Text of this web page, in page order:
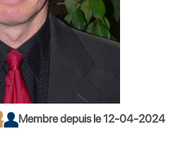
Membre depuis le 12-04-2024